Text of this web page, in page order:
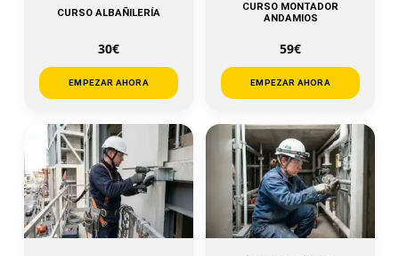
CURSO ALBAÑILERÍA
30€
EMPEZAR AHORA
CURSO MONTADOR
ANDAMIOS
59€
EMPEZAR AHORA